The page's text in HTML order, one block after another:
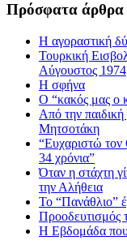
Πρόσφατα άρθρα
Η αγοραστική
Τουρκική
Αύγουστος 1974
Η σφήνα
Ο “κακός μας ο
Από την
Μητσοτάκη
“Ευχαριστώ
34 χρόνια”
Όταν η στάχτη
την Αλήθεια
Το “Πανάθλιο”
Προοδευτισμός
Η Εβδομάδα